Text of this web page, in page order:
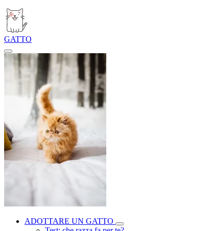
GATTO
ADOTTARE UN GATTO